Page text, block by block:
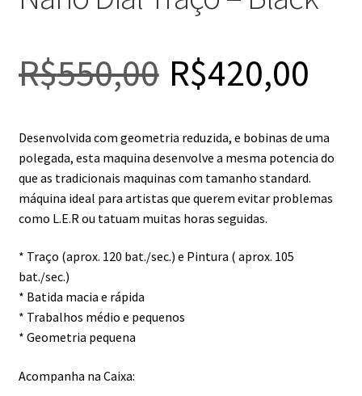
R$550,00 R$420,00
Desenvolvida com geometria reduzida, e bobinas de uma
polegada, esta maquina desenvolve a mesma potencia do
que as tradicionais maquinas com tamanho standard.
máquina ideal para artistas que querem evitar problemas
como L.E.R ou tatuam muitas horas seguidas.
* Traço (aprox. 120 bat./sec.) e Pintura ( aprox. 105
bat./sec.)
* Batida macia e rápida
* Trabalhos médio e pequenos
* Geometria pequena
Acompanha na Caixa: